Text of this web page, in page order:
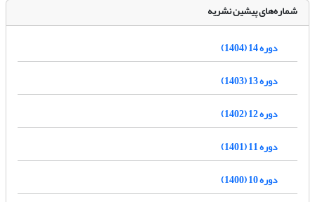
شماره‌های پیشین نشریه
دوره 14 (1404)
دوره 13 (1403)
دوره 12 (1402)
دوره 11 (1401)
دوره 10 (1400)